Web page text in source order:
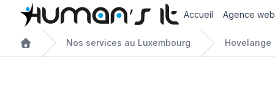
Accueil Agence web
Nos services au Luxembourg Hovelange